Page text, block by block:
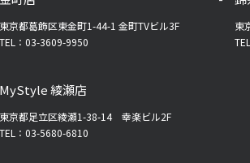
東京都葛飾区東金町1-44-1 金町TVビル3F
TEL：03-3609-9950
東
MyStyle 綾瀬店
東京都足立区綾瀬1-38-14 幸楽ビル2F
TEL：03-5680-6810